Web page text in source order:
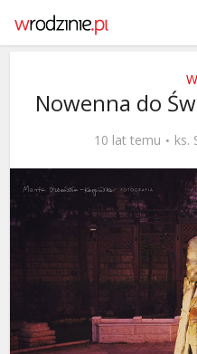
Nowenna do
10 lat temu ks.